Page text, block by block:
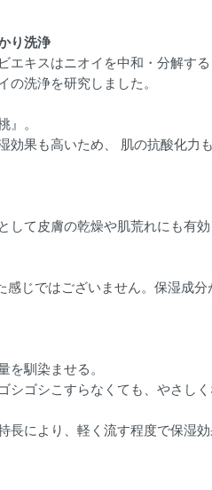
り洗浄
キスはニオイを中和・分解す
洗浄を研究しました。
』。
効果も高いため、 肌の抗酸化力
して皮膚の乾燥や肌荒れにも有
じではございません。保湿成
を馴染ませる。
ゴシこすらなくても、やさし
⾧により、軽く流す程度で保湿